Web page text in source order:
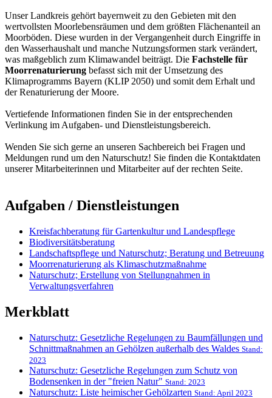
Unser Landkreis gehört bayernweit zu den Gebieten mit den
wertvollsten Moorlebensräumen und dem größten Flächenanteil an
Moorböden. Diese wurden in der Vergangenheit durch Eingriffe in
den Wasserhaushalt und manche Nutzungsformen stark verändert,
was maßgeblich zum Klimawandel beiträgt. Die Fachstelle für
Moorrenaturierung befasst sich mit der Umsetzung des
Klimaprogramms Bayern (KLIP 2050) und somit dem Erhalt und
der Renaturierung der Moore.
Vertiefende Informationen finden Sie in der entsprechenden
Verlinkung im Aufgaben- und Dienstleistungsbereich.
Wenden Sie sich gerne an unseren Sachbereich bei Fragen und
Meldungen rund um den Naturschutz! Sie finden die Kontaktdaten
unserer Mitarbeiterinnen und Mitarbeiter auf der rechten Seite.
Aufgaben / Dienstleistungen
Kreisfachberatung für Gartenkultur und Landespflege
Biodiversitätsberatung
Landschaftspflege und Naturschutz; Beratung und Betreuung
Moorrenaturierung als Klimaschutzmaßnahme
Naturschutz; Erstellung von Stellungnahmen in
Verwaltungsverfahren
Merkblatt
Naturschutz: Gesetzliche Regelungen zu Baumfällungen und
Schnittmaßnahmen an Gehölzen außerhalb des Waldes Stand:
2023
Naturschutz: Gesetzliche Regelungen zum Schutz von
Bodensenken in der "freien Natur" Stand: 2023
Naturschutz: Liste heimischer Gehölzarten Stand: April 2023